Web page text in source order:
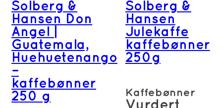
Solberg &
Hansen Don
Angel |
Guatemala,
Huehuetenango
–
kaffebønner
250 g
Solberg &
Hansen
Julekaffe
kaffebønner
250g
Kaffebønner
Vurdert